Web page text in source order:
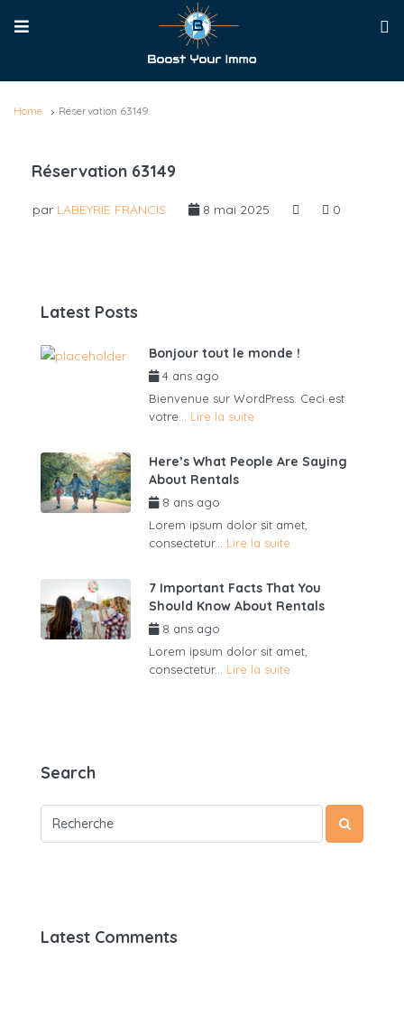
Home Réservation 63149
Réservation 63149
par LABEYRIE FRANCIS 8 mai 2025 0
Latest Posts
Bonjour tout le monde !
4 ans ago
Bienvenue sur WordPress. Ceci est
votre... Lire la suite
Here’s What People Are Saying
About Rentals
8 ans ago
Lorem ipsum dolor sit amet,
consectetur... Lire la suite
7 Important Facts That You
Should Know About Rentals
8 ans ago
Lorem ipsum dolor sit amet,
consectetur... Lire la suite
Search
Latest Comments